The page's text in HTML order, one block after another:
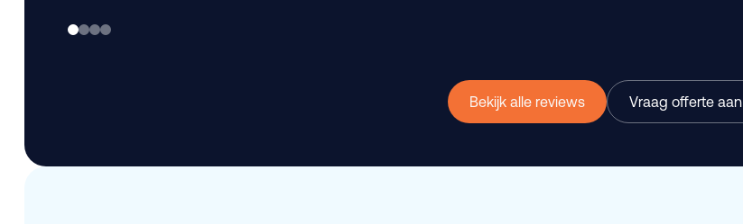
Bekijk alle reviews Vraag offerte aan